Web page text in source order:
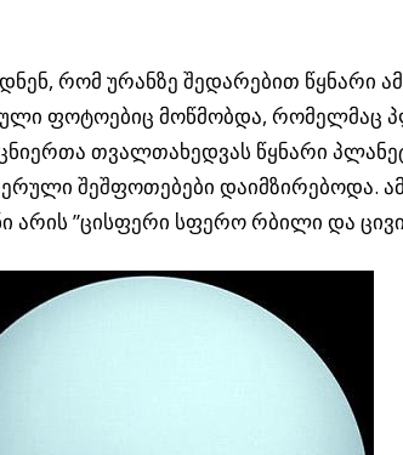
რომ ურანზე შედარებით წყნარი
ფოტოებიც მოწმობდა, რომელმაც
თვალთახედვას წყნარი
შეშფოთებები დაიმზირებოდა.
არის ”ცისფერი სფერო რბილი და